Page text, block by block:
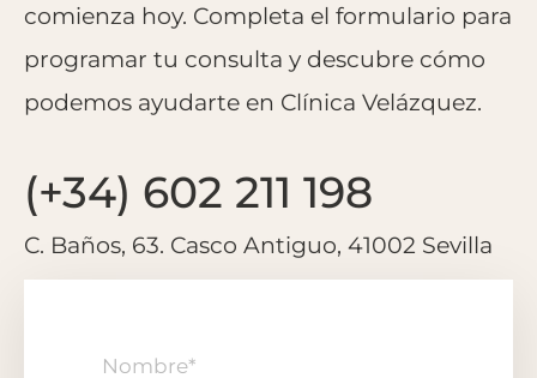
comienza hoy. Completa el formulario para
programar tu consulta y descubre cómo
podemos ayudarte en Clínica Velázquez.
(+34) 602 211 198
C. Baños, 63. Casco Antiguo, 41002 Sevilla